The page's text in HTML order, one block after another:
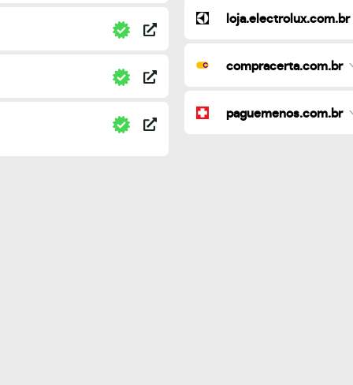
loja.electrolux.com.br
compracerta.com.br
paguemenos.com.br